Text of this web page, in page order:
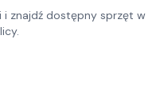
znajdź dostępny sprzęt w